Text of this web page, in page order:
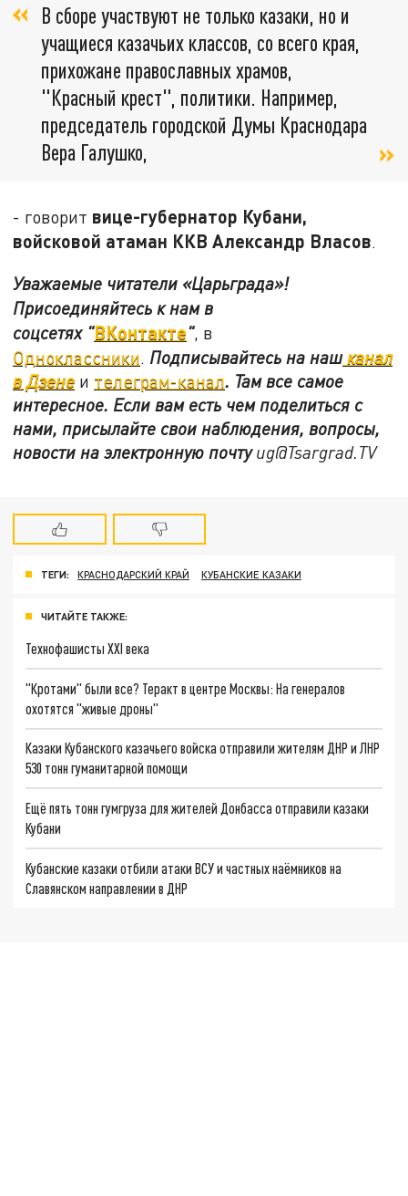
В сборе участвуют не только казаки, но и
учащиеся казачьих классов, со всего края,
прихожане православных храмов,
"Красный крест", политики. Например,
председатель городской Думы Краснодара
Вера Галушко,
- говорит вице-губернатор Кубани,
войсковой атаман ККВ Александр Власов.
Уважаемые читатели «Царьграда»!
Присоединяйтесь к нам в
соцсетях "ВКонтакте", в
Одноклассники. Подписывайтесь на нашканал
в Дзене и телеграм-канал. Там все самое
интересное. Если вам есть чем поделиться с
нами, присылайте свои наблюдения, вопросы,
новости на электронную почтуug@Tsargrad.TV
ТЕГИ: КРАСНОДАРСКИЙ КРАЙ КУБАНСКИЕ КАЗАКИ
ЧИТАЙТЕ ТАКЖЕ:
Технофашисты XXI века
"Кротами" были все? Теракт в центре Москвы: На генералов
охотятся "живые дроны"
Казаки Кубанского казачьего войска отправили жителям ДНР и ЛНР
530 тонн гуманитарной помощи
Ещё пять тонн гумгруза для жителей Донбасса отправили казаки
Кубани
Кубанские казаки отбили атаки ВСУ и частных наёмников на
Славянском направлении в ДНР